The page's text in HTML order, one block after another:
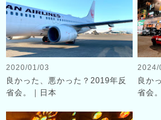
2020/01/03
良かった、悪かった？2019年反
省会。｜日本
2024/
良か
省会